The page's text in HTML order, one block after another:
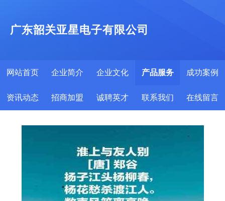
广东韶关亚星电子有限公司
网站首页 企业简介 企业文化 产品服务 成功案例
资讯动态 招商加盟 诚聘英才 联系我们 在线留言